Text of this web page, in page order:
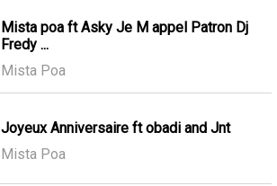
Mista poa ft Asky Je M appel Patron Dj
Fredy ...
Mista Poa
Joyeux Anniversaire ft obadi and Jnt
Mista Poa